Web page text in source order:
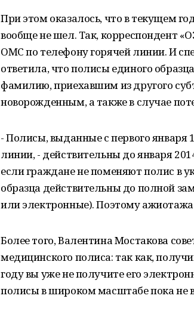
При этом оказалось, что в текущем
вообще не шел. Так, корреспондент
ОМС по телефону горячей линии. И
ответила, что полисы единого
фамилию, приехавшим из другого
новорожденным, а также в случае
- Полисы, выданные с первого января
линии, - действительны до января
если граждане не поменяют полис в
образца действительны до полной
или электронные). Поэтому
Более того, Валентина Мостакова
медицинского полиса: так как,
году вы уже не получите его
полисы в широком масштабе пока не